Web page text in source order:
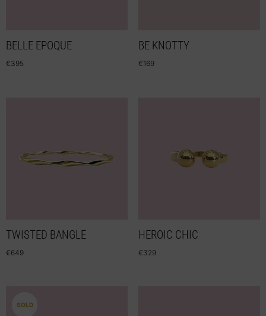
BELLE EPOQUE
€395
BE KNOTTY
€169
TWISTED BANGLE
€649
HEROIC CHIC
€329
SOLD